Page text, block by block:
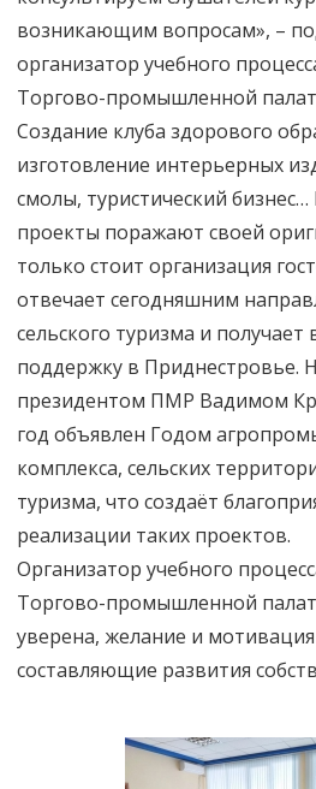
возникающим вопросам», –
организатор учебного
Торгово-промышленной
Создание клуба здорового
изготовление интерьерных
смолы, туристический
проекты поражают своей
только стоит организация
отвечает сегодняшним
сельского туризма и
поддержку в Приднестровье.
президентом ПМР Вадимом
год объявлен Годом
комплекса, сельских
туризма, что создаёт
реализации таких проектов.
Организатор учебного
Торгово-промышленной
уверена, желание и
составляющие развития